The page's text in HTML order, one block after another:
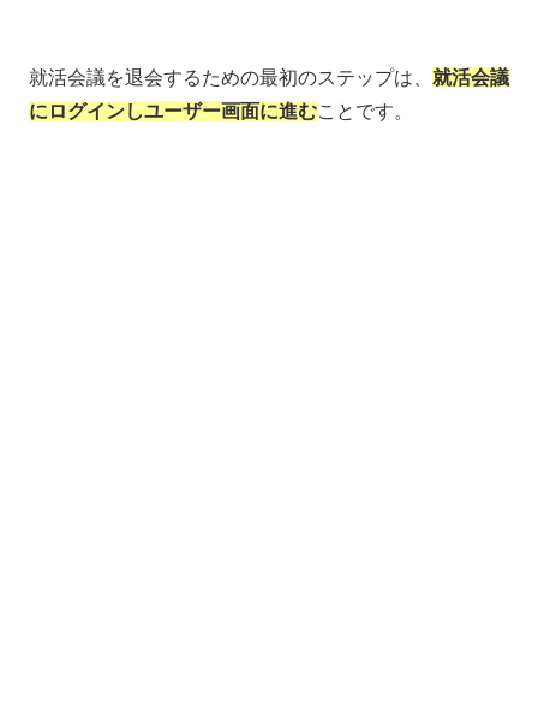
就活会議を退会するための最初のステップは、 就活会議
にログインしユーザー画面に進むことです。